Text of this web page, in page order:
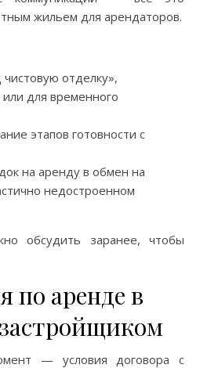
жильем для арендаторов.
отделку»,
или для временного
этапов готовности с
на аренду в обмен на
недостроенном
обсудить заранее, чтобы
по аренде в
— условия договора с